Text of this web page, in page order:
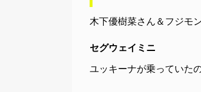
木下優樹菜さん＆フジモ
セグウェイミニ
ユッキーナが乗っていた